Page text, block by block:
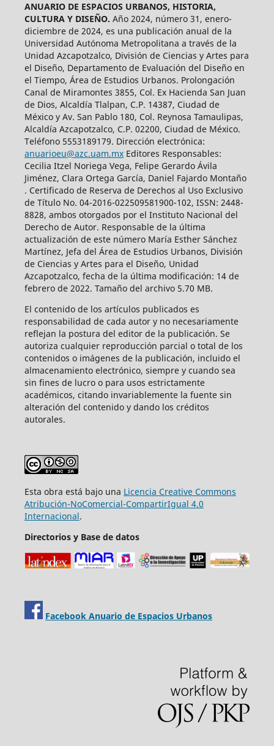
ANUARIO DE ESPACIOS URBANOS, HISTORIA,
CULTURA Y DISEÑO. Año 2024, número 31, enero-
diciembre de 2024, es una publicación anual de la
Universidad Autónoma Metropolitana a través de la
Unidad Azcapotzalco, División de Ciencias y Artes para
el Diseño, Departamento de Evaluación del Diseño en
el Tiempo, Área de Estudios Urbanos. Prolongación
Canal de Miramontes 3855, Col. Ex Hacienda San Juan
de Dios, Alcaldía Tlalpan, C.P. 14387, Ciudad de
México y Av. San Pablo 180, Col. Reynosa Tamaulipas,
Alcaldía Azcapotzalco, C.P. 02200, Ciudad de México.
Teléfono 5553189179. Dirección electrónica:
anuarioeu@azc.uam.mxEditores Responsables:
Cecilia Itzel Noriega Vega, Felipe Gerardo Ávila
Jiménez, Clara Ortega García, Daniel Fajardo Montaño
. Certificado de Reserva de Derechos al Uso Exclusivo
de Título No. 04-2016-022509581900-102, ISSN: 2448-
8828, ambos otorgados por el Instituto Nacional del
Derecho de Autor. Responsable de la última
actualización de este número María Esther Sánchez
Martínez, Jefa del Área de Estudios Urbanos, División
de Ciencias y Artes para el Diseño, Unidad
Azcapotzalco, fecha de la última modificación: 14 de
febrero de 2022. Tamaño del archivo 5.70 MB.
El contenido de los artículos publicados es
responsabilidad de cada autor y no necesariamente
reflejan la postura del editor de la publicación. Se
autoriza cualquier reproducción parcial o total de los
contenidos o imágenes de la publicación, incluido el
almacenamiento electrónico, siempre y cuando sea
sin fines de lucro o para usos estrictamente
académicos, citando invariablemente la fuente sin
alteración del contenido y dando los créditos
autorales.
Esta obra está bajo una Licencia Creative Commons
Atribución-NoComercial-CompartirIgual 4.0
Internacional.
Directorios y Base de datos
Facebook Anuario de Espacios Urbanos